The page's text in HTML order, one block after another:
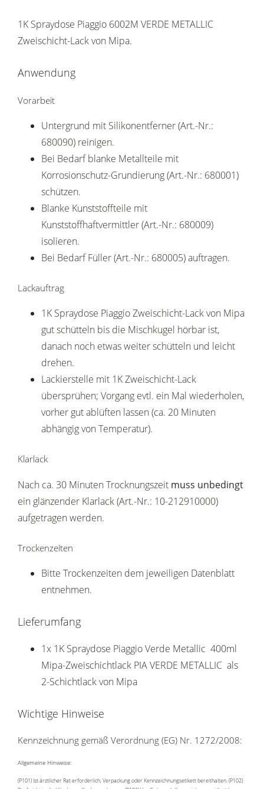
1K Spraydose Piaggio 6002M VERDE METALLIC
Zweischicht-Lack von Mipa.
Anwendung
Vorarbeit
Untergrund mit Silikonentferner (Art.-Nr.:
680090) reinigen.
Bei Bedarf blanke Metallteile mit
Korrosionschutz-Grundierung (Art.-Nr.: 680001)
schützen.
Blanke Kunststoffteile mit
Kunststoffhaftvermittler (Art.-Nr.: 680009)
isolieren.
Bei Bedarf Füller (Art.-Nr.: 680005) auftragen.
Lackauftrag
1K Spraydose Piaggio Zweischicht-Lack von Mipa
gut schütteln bis die Mischkugel hörbar ist,
danach noch etwas weiter schütteln und leicht
drehen.
Lackierstelle mit 1K Zweischicht-Lack
übersprühen; Vorgang evtl. ein Mal wiederholen,
vorher gut ablüften lassen (ca. 20 Minuten
abhängig von Temperatur).
Klarlack
Nach ca. 30 Minuten Trocknungszeit muss unbedingt
ein glänzender Klarlack (Art.-Nr.: 10-212910000)
aufgetragen werden.
Trockenzeiten
Bitte Trockenzeiten dem jeweiligen Datenblatt
entnehmen.
Lieferumfang
1x 1K Spraydose Piaggio Verde Metallic 400ml
Mipa-Zweischichtlack PIA VERDE METALLIC als
2-Schichtlack von Mipa
Wichtige Hinweise
Kennzeichnung gemäß Verordnung (EG) Nr. 1272/2008:
Allgemeine Hinweise:
(P101) Ist ärztlicher Rat erforderlich, Verpackung oder Kennzeichnungsetikett bereithalten. (P102)